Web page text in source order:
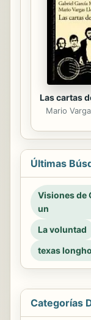
Las cartas
Mario
Últimas
Visiones de
un
La voluntad
texas
Categorías